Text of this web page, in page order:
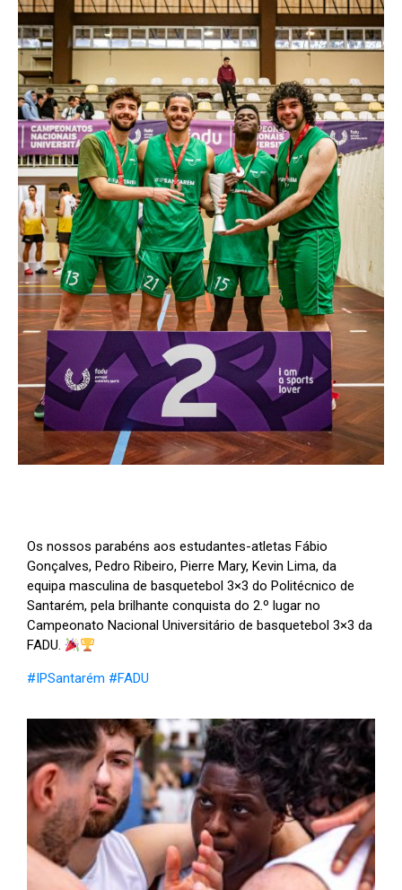
Os nossos parabéns aos estudantes-atletas Fábio
Gonçalves, Pedro Ribeiro, Pierre Mary, Kevin Lima, da
equipa masculina de basquetebol 3×3 do Politécnico de
Santarém, pela brilhante conquista do 2.º lugar no
Campeonato Nacional Universitário de basquetebol 3×3 da
FADU.
#IPSantarém #FADU